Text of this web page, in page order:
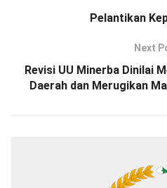
Pelantikan
Next
Revisi UU Minerba Dinilai
Daerah dan Merugikan